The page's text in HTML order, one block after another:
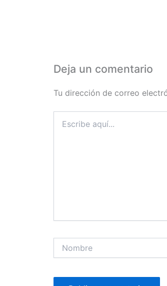
Deja un comentario
Tu dirección de correo
aquí...